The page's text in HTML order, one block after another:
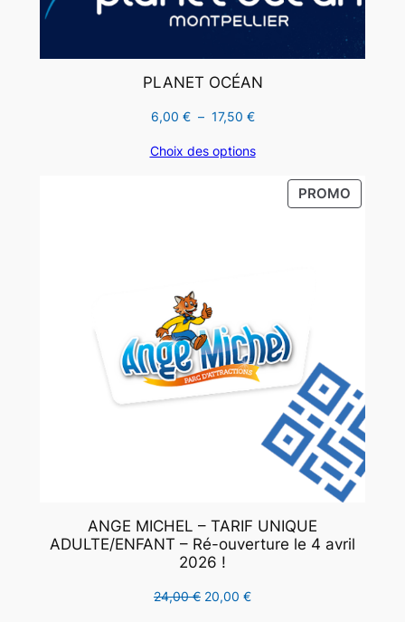
PLANET OCÉAN
6,00 € – 17,50 €Plage
prix :
Choix des options
PROMO
EN
ANGE MICHEL – TARIF UNIQUE
ADULTE/ENFANT – Ré-ouverture le 4 avril
2026 !
24,00€ Le
20,00 €Le